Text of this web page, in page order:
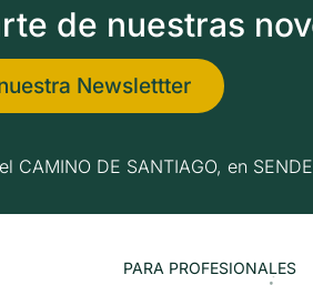
de nuestras
Newslettter
DE SANTIAGO, en
PARA PROFESIONALES